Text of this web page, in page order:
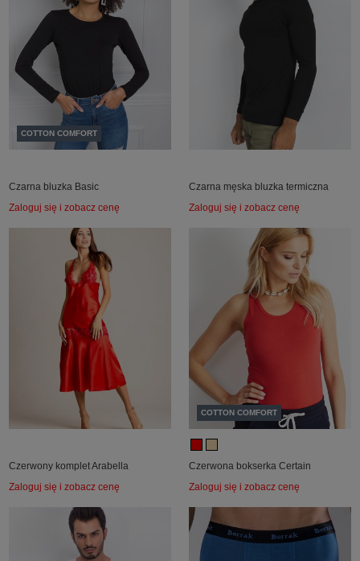
COTTON COMFORT
Czarna bluzka Basic
Zaloguj się i zobacz cenę
Czarna męska bluzka termiczna
Zaloguj się i zobacz cenę
Czerwony komplet Arabella
Zaloguj się i zobacz cenę
COTTON COMFORT
Czerwona bokserka Certain
Zaloguj się i zobacz cenę